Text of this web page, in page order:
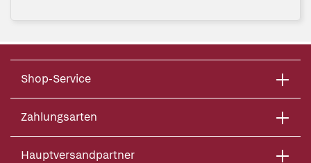
Shop-Service
Zahlungsarten
Hauptversandpartner